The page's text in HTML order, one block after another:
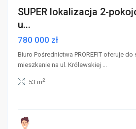
SUPER lokalizacja 2-
u...
780 000 zł
Biuro Pośrednictwa PROREFIT oferuje
mieszkanie na ul. Królewskiej ...
53 m2